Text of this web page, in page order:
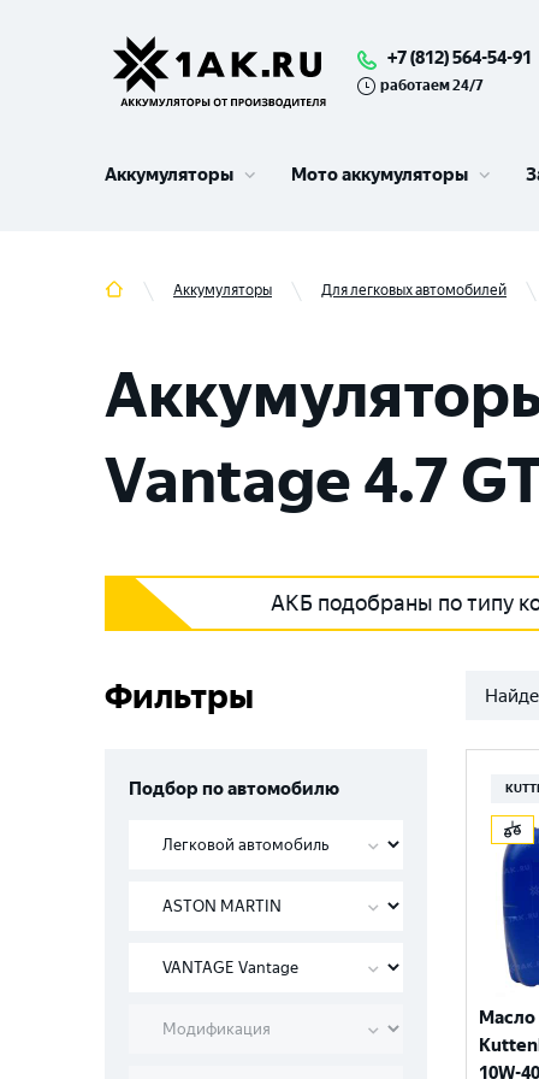
+7 (812) 564-54-91
работаем 24/7
Аккумуляторы Мото аккумуляторы
Аккумуляторы Для легковых автомобилей
Vantage 4.7
АКБ подобраны по типу
Фильтры
Подбор по автомобилю
10W-